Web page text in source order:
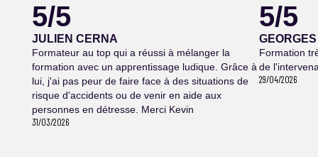
5/5
JULIEN CERNA
Formateur au top qui a réussi à mélanger la
formation avec un apprentissage ludique. Grâce à
lui, j'ai pas peur de faire face à des situations de
risque d'accidents ou de venir en aide aux
personnes en détresse. Merci Kevin
31/03/2026
5/5
Formation
de
29/04/2026